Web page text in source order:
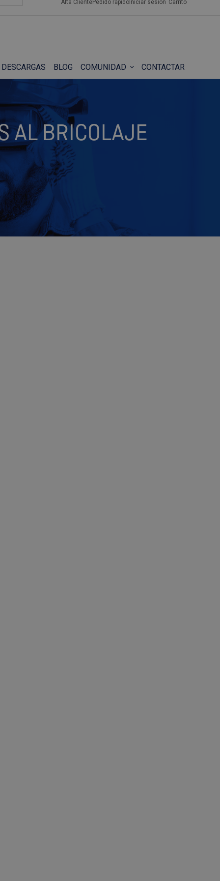
Alta ClientePedido rápido Iniciar sesión Carrito
DESCARGAS BLOG COMUNIDAD CONTACTAR
AL BRICOLAJE